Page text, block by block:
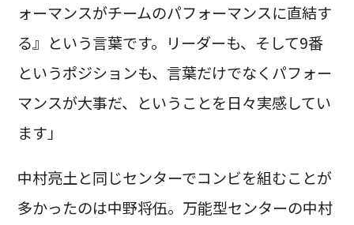
ォーマンスがチームのパフォーマンスに直結す
る』という言葉です。リーダーも、そして9番
というポジションも、言葉だけでなくパフォー
マンスが大事だ、ということを日々実感してい
ます」
中村亮土と同じセンターでコンビを組むことが
多かったのは中野将伍。万能型センターの中村